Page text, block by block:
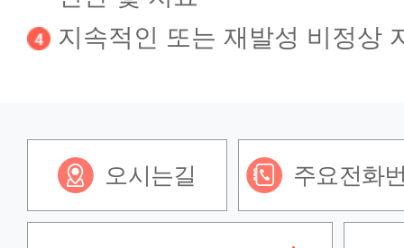
지속적인 또는 재발성 비정상
오시는길 주요전화